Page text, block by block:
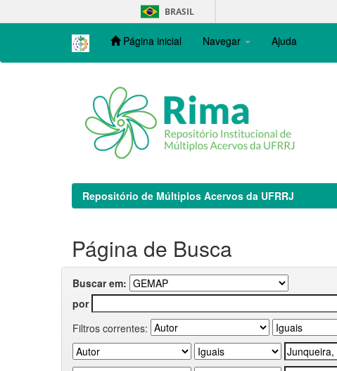
navigation
BRASIL
Página inicial Navegar Ajuda
Repositório de Múltiplos Acervos da UFRRJ
Página de Busca
Buscar em:
por
Filtros correntes: